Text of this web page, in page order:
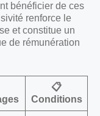
bénéficier de ces
renforce le
et constitue un
de rémunération
📋
Conditions